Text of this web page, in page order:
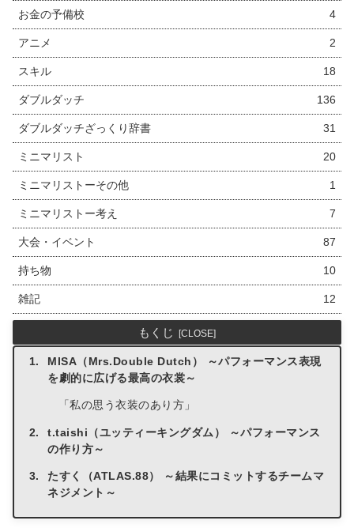
お金の予備校 4
アニメ 2
スキル 18
ダブルダッチ 136
ダブルダッチざっくり辞書 31
ミニマリスト 20
ミニマリストーその他 1
ミニマリストー考え 7
大会・イベント 87
持ち物 10
雑記 12
もくじ
MISA（Mrs.Double Dutch） ～パフォーマンス表現
を劇的に広げる最高の衣裳～
「私の思う衣装のあり方」
t.taishi（ユッティーキングダム） ～パフォーマンス
の作り方～
たすく（ATLAS.88） ～結果にコミットするチームマ
ネジメント～